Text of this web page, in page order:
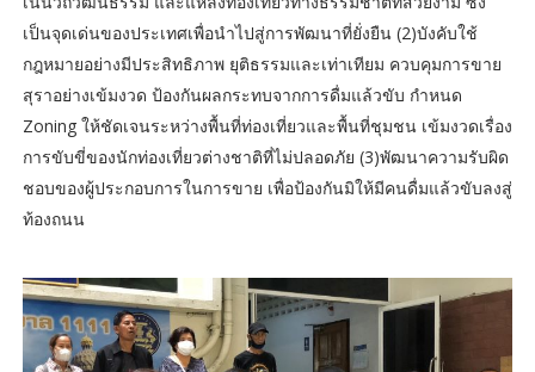
เป็นจุดเด่นของประเทศเพื่อนำไปสู่การพัฒนาที่ยั่งยืน (2)บังคับใช้
กฎหมายอย่างมีประสิทธิภาพ ยุติธรรมและเท่าเทียม ควบคุมการขาย
สุราอย่างเข้มงวด ป้องกันผลกระทบจากการดื่มแล้วขับ กำหนด
Zoning ให้ชัดเจนระหว่างพื้นที่ท่องเที่ยวและพื้นที่ชุมชน เข้มงวดเรื่อง
การขับขี่ของนักท่องเที่ยวต่างชาติที่ไม่ปลอดภัย (3)พัฒนาความรับผิด
ชอบของผู้ประกอบการในการขาย เพื่อป้องกันมิให้มีคนดื่มแล้วขับลงสู่
ท้องถนน